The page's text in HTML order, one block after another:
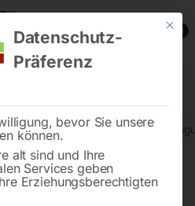
0
nach StVO
Mit
Datenschutz-
Präferenz
bevor Sie unsere
können.
alt sind und Ihre
Services geben
Erziehungsberechtigten